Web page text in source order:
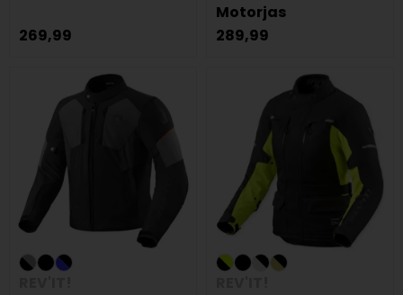
269,99
Motorjas
289,99